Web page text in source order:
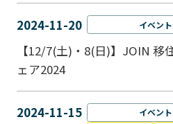
2024-11-20 イベント
【12/7(土)・8(日)】JOIN 移
ェア2024
2024-11-15 イベント